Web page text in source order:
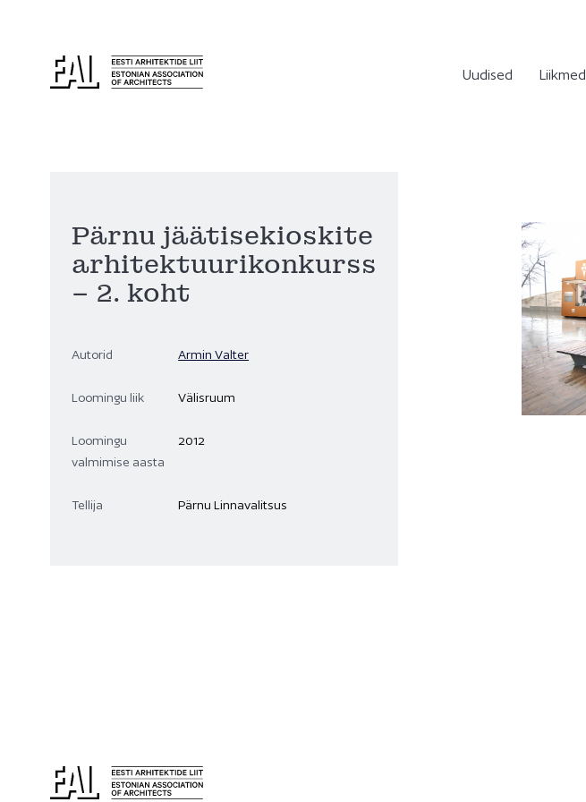
Uudised Liikmed
Pärnu jäätisekioskite
arhitektuurikonkurss
– 2. koht
Autorid Armin Valter
Loomingu liik Välisruum
Loomingu
valmimise aasta
2012
Tellija Pärnu Linnavalitsus